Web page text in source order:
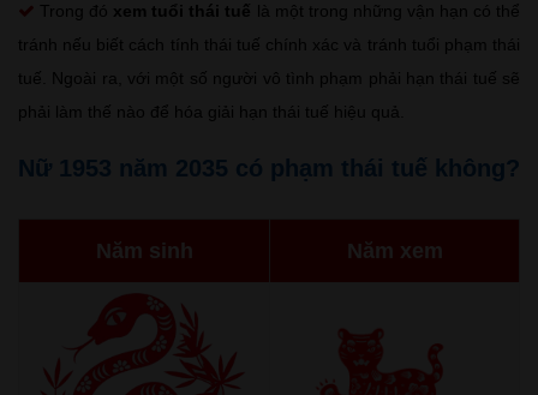
Trong đó xem tuổi thái tuế là một trong những vận hạn có thể
tránh nếu biết cách tính thái tuế chính xác và tránh tuổi phạm thái
tuế. Ngoài ra, với một số người vô tình phạm phải hạn thái tuế sẽ
phải làm thế nào để hóa giải hạn thái tuế hiệu quả.
Nữ 1953 năm 2035 có phạm thái tuế không?
Năm sinh Năm xem